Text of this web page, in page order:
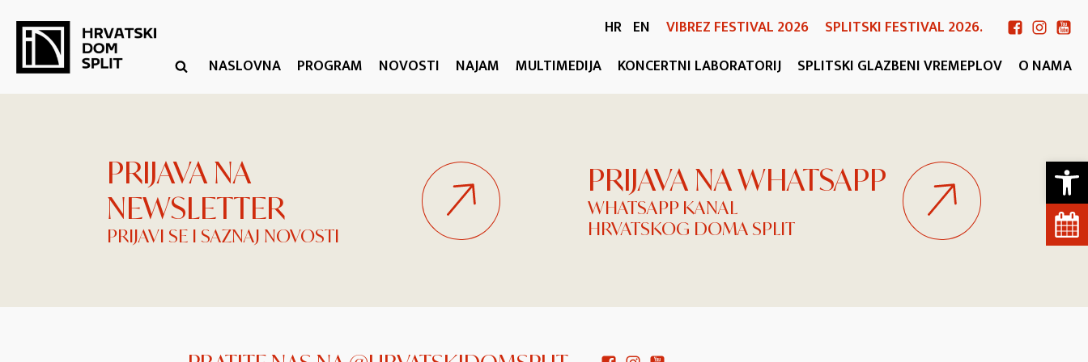
HR EN VIBREZ FESTIVAL 2026
SPLITSKI FESTIVAL 2026.
NASLOVNA
PROGRAM NOVOSTI NAJAM MULTIMEDIJA KONCERTNI LABORATORIJ SPLITSKI GLAZBENI VREMEPLOV O NAMA
PRIJAVA NA
NEWSLETTER
PRIJAVI SE I SAZNAJ NOVOSTI
PRIJAVA NA WHATSAPP
WHATSAPP KANAL
HRVATSKOG DOMA SPLIT